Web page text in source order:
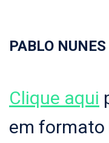
PABLO NUNES
Clique aqui
em formato